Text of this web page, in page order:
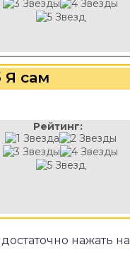
Я сам
Рейтинг:
нажать на